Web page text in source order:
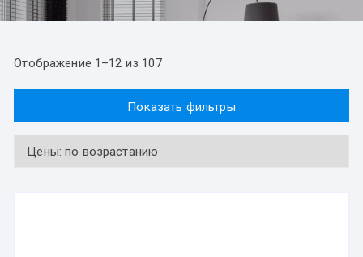
Отображение 1–12 из 107
Показать фильтры